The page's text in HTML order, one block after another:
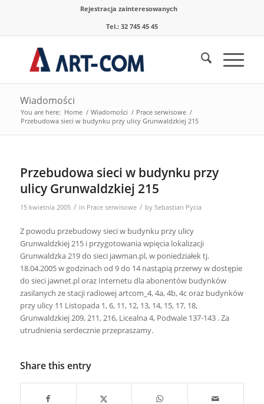
Rejestracja zainteresowanych
Tel.: 32 745 45 45
Wiadomości
You are here: Home / Wiadomości / Prace serwisowe /
Przebudowa sieci w budynku przy ulicy Grunwaldzkiej 215
Przebudowa sieci w budynku przy
ulicy Grunwaldzkiej 215
15 kwietnia 2005 / in Prace serwisowe / by Sebastian Pycia
Z powodu przebudowy sieci w budynku przy ulicy
Grunwaldzkiej 215 i przygotowania wpięcia lokalizacji
Grunwaldzka 219 do sieci jawman.pl, w poniedziałek tj.
18.04.2005 w godzinach od 9 do 14 nastąpią przerwy w dostępie
do sieci jawnet.pl oraz Internetu dla abonentów budynków
zasilanych ze stacji radiowej artcom_4, 4a, 4b, 4c oraz budynków
przy ulicy 11 Listopada 1, 6, 11, 12, 13, 14, 15, 17, 18,
Grunwaldzkiej 209, 211, 216, Licealna 4, Podwale 137-143 . Za
utrudnienia serdecznie przepraszamy.
Share this entry